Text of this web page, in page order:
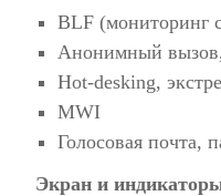
BLF (мониторинг
Анонимный
Hot-desking,
MWI
Голосовая почта,
Экран и